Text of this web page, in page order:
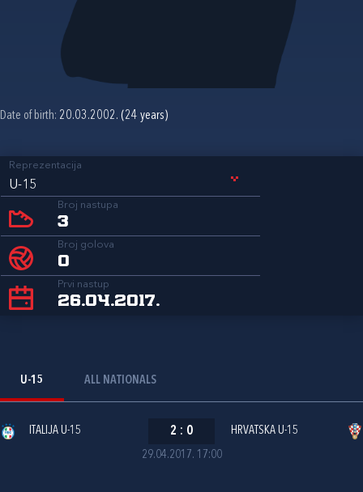
Date of birth: 20.03.2002. (24 years)
Reprezentacija
U-15
Broj nastupa
3
Broj golova
0
Prvi nastup
26.04.2017.
U-15 ALL NATIONALS
29.04.2017. 17:00
ITALIJA U-15 2 : 0 HRVATSKA U-15